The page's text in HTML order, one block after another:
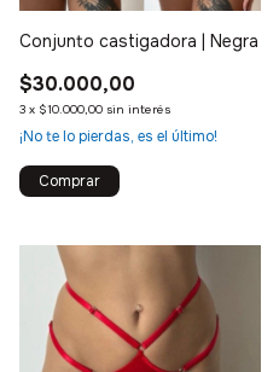
Conjunto castigadora | Negra
$30.000,00
3 x $10.000,00 sin interés
¡No te lo pierdas, es el último!
Comprar